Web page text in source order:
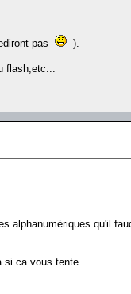
pas
).
alphanumériques qu'il
ca vous tente...